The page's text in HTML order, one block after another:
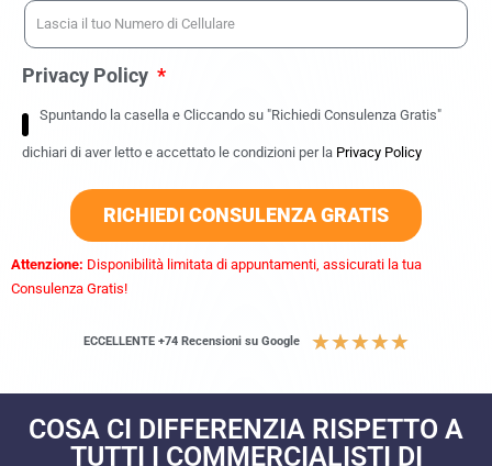
Privacy Policy
Spuntando la casella e Cliccando su "Richiedi Consulenza Gratis"
dichiari di aver letto e accettato le condizioni per la Privacy Policy
RICHIEDI CONSULENZA GRATIS
Attenzione: Disponibilità limitata di appuntamenti, assicurati la tua
Consulenza Gratis!
ECCELLENTE +74 Recensioni su Google ★★★★★
COSA CI DIFFERENZIA RISPETTO A
TUTTI I COMMERCIALISTI DI